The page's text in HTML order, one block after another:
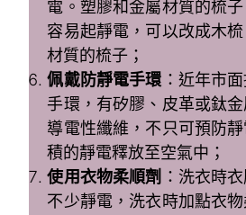
電。塑膠和金屬材質的梳
容易起靜電，可以改成木
材質的梳子；
佩戴防靜電手環 ：近年市
手環，有矽膠、皮革或鈦
導電性纖維，不只可預防
積的靜電釋放至空氣中；
使用衣物柔順劑 ：洗衣時
不少靜電，洗衣時加點衣